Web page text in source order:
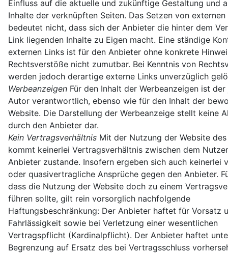
Einfluss auf die aktuelle und zukünftige Gestaltung und
Inhalte der verknüpften Seiten. Das Setzen von externen
bedeutet nicht, dass sich der Anbieter die hinter dem
Link liegenden Inhalte zu Eigen macht. Eine ständige
externen Links ist für den Anbieter ohne konkrete
Rechtsverstöße nicht zumutbar. Bei Kenntnis von
werden jedoch derartige externe Links unverzüglich
Werbeanzeigen Für den Inhalt der Werbeanzeigen ist
Autor verantwortlich, ebenso wie für den Inhalt der
Website. Die Darstellung der Werbeanzeige stellt keine
durch den Anbieter dar.
Kein Vertragsverhältnis Mit der Nutzung der Website
kommt keinerlei Vertragsverhältnis zwischen dem
Anbieter zustande. Insofern ergeben sich auch keinerlei
oder quasivertragliche Ansprüche gegen den Anbieter.
dass die Nutzung der Website doch zu einem
führen sollte, gilt rein vorsorglich nachfolgende
Haftungsbeschränkung: Der Anbieter haftet für Vorsatz
Fahrlässigkeit sowie bei Verletzung einer wesentlichen
Vertragspflicht (Kardinalpflicht). Der Anbieter haftet
Begrenzung auf Ersatz des bei Vertragsschluss